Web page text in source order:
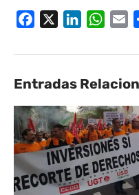
Facebook LinkedIn
Entradas